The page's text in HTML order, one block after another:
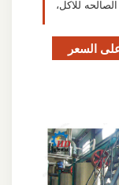
الصالحه للاكل،
السعر